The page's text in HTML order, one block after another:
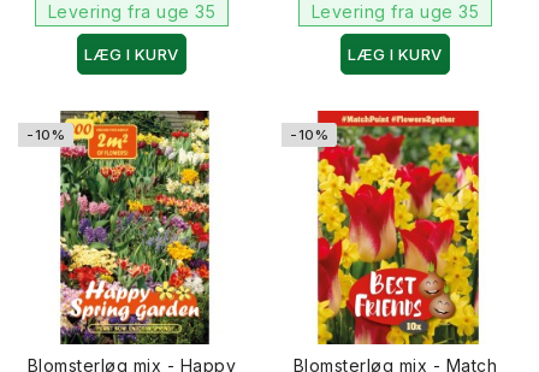
Levering fra uge 35
LÆG I KURV
Levering fra uge 35
LÆG I KURV
-10%
Blomsterløg mix - Happy
-10%
Blomsterløg mix - Match